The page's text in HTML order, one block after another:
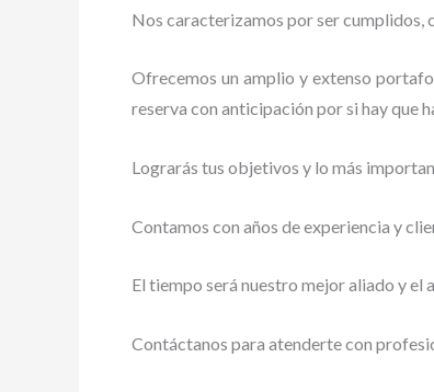
Nos caracterizamos por ser cumplidos,
Ofrecemos un amplio y extenso
reserva con anticipación por si hay que
Lograrás tus objetivos y lo más
Contamos con años de experiencia y
El tiempo será nuestro mejor aliado yel
Contáctanos para atenderte con